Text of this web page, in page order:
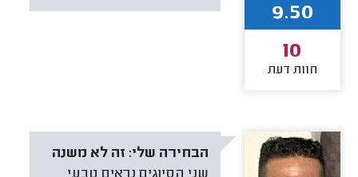
9.50
10
חוות דעת
הבחירה שלי: זה לא משנה